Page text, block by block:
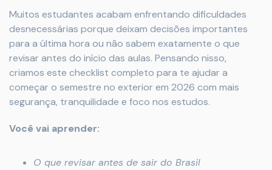
Muitos estudantes acabam enfrentando dificuldades
desnecessárias porque deixam decisões importantes
para a última hora ou não sabem exatamente o que
revisar antes do início das aulas. Pensando nisso,
criamos este checklist completo para te ajudar a
começar o semestre no exterior em 2026 com mais
segurança, tranquilidade e foco nos estudos.
Você vai aprender:
O que revisar antes de sair do Brasil